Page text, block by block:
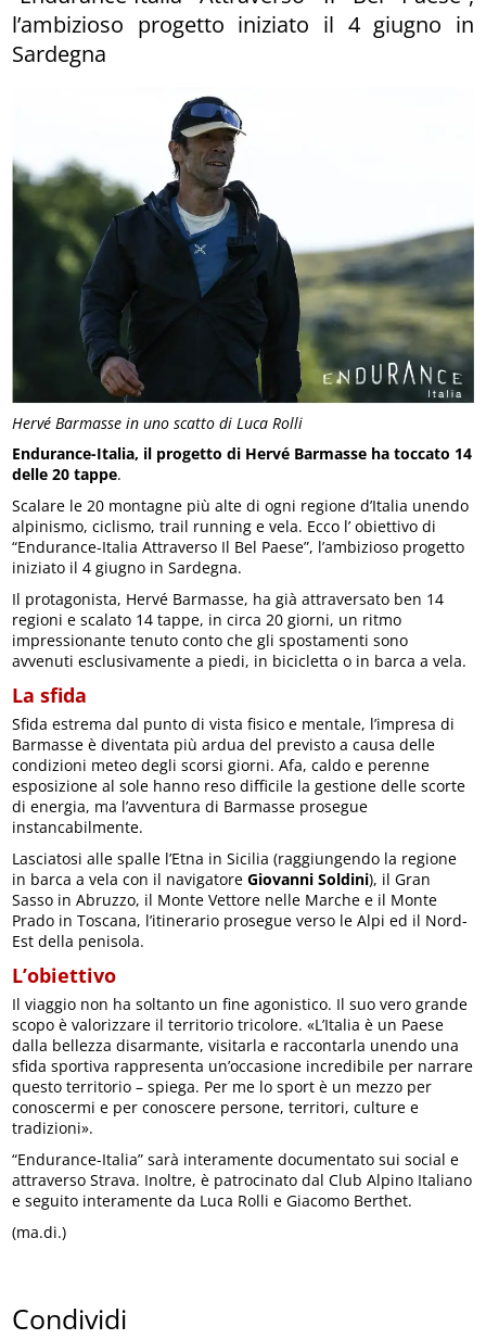
Hervé Barmasse in uno scatto di Luca Rolli
l’ambizioso progetto iniziato il 4 giugno in
Sardegna
Endurance-Italia, il progetto di Hervé Barmasse ha toccato 14
delle 20 tappe.
Scalare le 20 montagne più alte di ogni regione d’Italia unendo
alpinismo, ciclismo, trail running e vela. Ecco l’ obiettivo di
“Endurance-Italia Attraverso Il Bel Paese”, l’ambizioso progetto
iniziato il 4 giugno in Sardegna.
Il protagonista, Hervé Barmasse, ha già attraversato ben 14
regioni e scalato 14 tappe, in circa 20 giorni, un ritmo
impressionante tenuto conto che gli spostamenti sono
avvenuti esclusivamente a piedi, in bicicletta o in barca a vela.
La sfida
Sfida estrema dal punto di vista fisico e mentale, l’impresa di
Barmasse è diventata più ardua del previsto a causa delle
condizioni meteo degli scorsi giorni. Afa, caldo e perenne
esposizione al sole hanno reso difficile la gestione delle scorte
di energia, ma l’avventura di Barmasse prosegue
instancabilmente.
Lasciatosi alle spalle l’Etna in Sicilia (raggiungendo la regione
in barca a vela con il navigatoreGiovanni Soldini), il Gran
Sasso in Abruzzo, il Monte Vettore nelle Marche e il Monte
Prado in Toscana, l’itinerario prosegue verso le Alpi ed il Nord-
Est della penisola.
L’obiettivo
Il viaggio non ha soltanto un fine agonistico. Il suo vero grande
scopo è valorizzare il territorio tricolore. «L’Italia è un Paese
dalla bellezza disarmante, visitarla e raccontarla unendo una
sfida sportiva rappresenta un’occasione incredibile per narrare
questo territorio – spiega. Per me lo sport è un mezzo per
conoscermi e per conoscere persone, territori, culture e
tradizioni».
“Endurance-Italia” sarà interamente documentato sui social e
attraverso Strava. Inoltre, è patrocinato dal Club Alpino Italiano
e seguito interamente da Luca Rolli e Giacomo Berthet.
(ma.di.)
Condividi